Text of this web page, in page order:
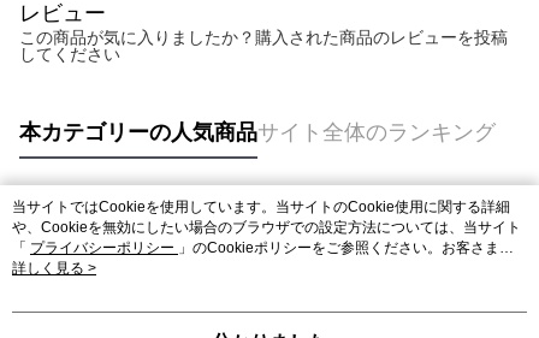
レビュー
この商品が気に入りましたか？購入された商品のレビューを投稿
してください
本カテゴリーの人気商品サイト全体のランキング
人気タグ
当サイトではCookieを使用しています。当サイトのCookie使用に関する詳細
や、Cookieを無効にしたい場合のブラウザでの設定方法については、当サイト
「 プライバシーポリシー 」のCookieポリシーをご参照ください。お客さま
が、当サイトを引き続き使用される場合、当社がサイト利用規約のCookieポリ
詳しく見る >